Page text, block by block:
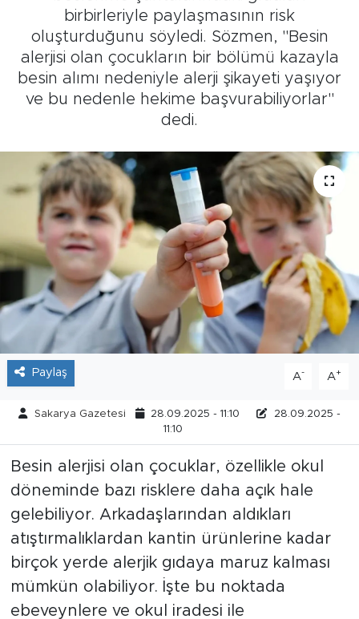
birbirleriyle paylaşmasının risk
oluşturduğunu söyledi. Sözmen, "Besin
alerjisi olan çocukların bir bölümü kazayla
besin alımı nedeniyle alerji şikayeti yaşıyor
ve bu nedenle hekime başvurabiliyorlar"
dedi.
Paylaş A- A+
Sakarya Gazetesi 28.09.2025 - 11:10
28.09.2025 -
11:10
Besin alerjisi olan çocuklar, özellikle okul
döneminde bazı risklere daha açık hale
gelebiliyor. Arkadaşlarından aldıkları
atıştırmalıklardan kantin ürünlerine kadar
birçok yerde alerjik gıdaya maruz kalması
mümkün olabiliyor. İşte bu noktada
ebeveynlere ve okul iradesi ile
Tarihçe
Resmi İlanlar
Söyleşi
Teknoloji
Politika